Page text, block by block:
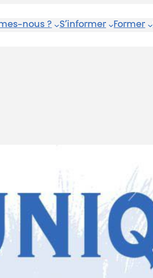
nous ? S’informer Former